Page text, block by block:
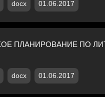
docx 01.06.2017
ПЛАНИРОВАНИЕ ПО
docx 01.06.2017